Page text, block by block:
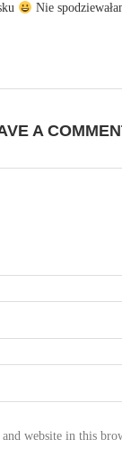
Nie
A
website in this